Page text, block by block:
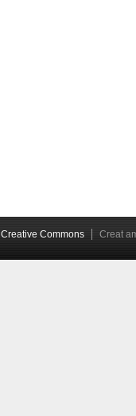
Creative Commons Creat